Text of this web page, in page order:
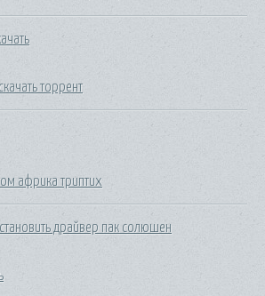
торрент
африка триптих
драйвер пак солюшен